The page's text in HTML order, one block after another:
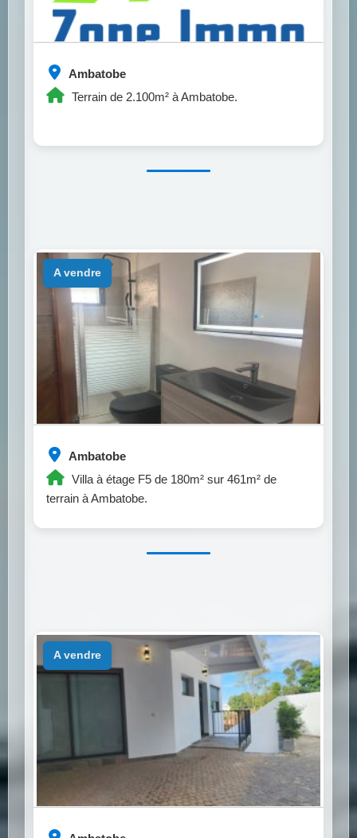
Ambatobe
Terrain de 2.100m² à Ambatobe.
Ambatobe
Villa à étage F5 de 180m² sur 461m² de
terrain à Ambatobe.
a vendre
a vendre